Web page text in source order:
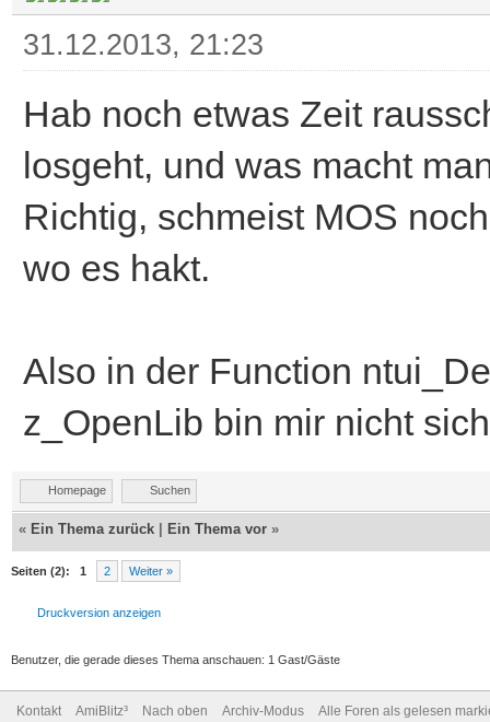
31.12.2013, 21:23
Hab noch etwas Zeit
losgeht, und was macht
Richtig, schmeist MOS
wo es hakt.
Also in der Function
z_OpenLib bin mir nicht
Homepage Suchen
« Ein Thema zurück Ein Thema vor »
Seiten (2): 1 2 Weiter »
Druckversion anzeigen
Benutzer, die gerade dieses Thema anschauen: 1 Gast/Gäste
Kontakt AmiBlitz³ Nach oben Archiv-Modus Alle Foren als gelesen